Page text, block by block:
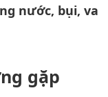
nước, bụi, va
gặp